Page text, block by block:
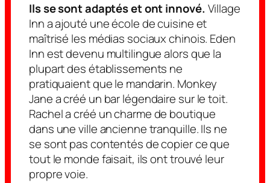
Ils se sont adaptés et ont innové. Village
Inn a ajouté une école de cuisine et
maîtrisé les médias sociaux chinois. Eden
Inn est devenu multilingue alors que la
plupart des établissements ne
pratiquaient que le mandarin. Monkey
Jane a créé un bar légendaire sur le toit.
Rachel a créé un charme de boutique
dans une ville ancienne tranquille. Ils ne
se sont pas contentés de copier ce que
tout le monde faisait, ils ont trouvé leur
propre voie.